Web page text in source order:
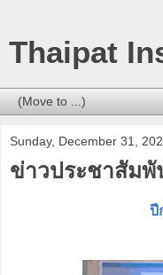
Thaipat
Sunday, December 31,
ข่าวประชาสัมพั
ปี